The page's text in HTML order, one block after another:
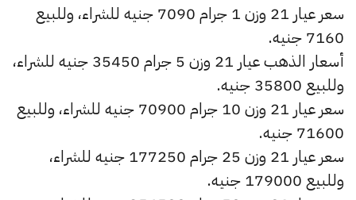
سعر عيار 21 وزن 1 جرام 7090 جنيه للشراء، وللبيع
7160 جنيه.
أسعار الذهب عيار 21 وزن 5 جرام 35450 جنيه للشراء،
وللبيع 35800 جنيه.
سعر عيار 21 وزن 10 جرام 70900 جنيه للشراء، وللبيع
71600 جنيه.
سعر عيار 21 وزن 25 جرام 177250 جنيه للشراء،
وللبيع 179000 جنيه.